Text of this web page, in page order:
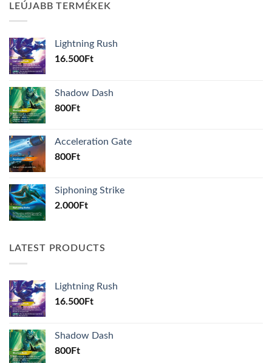
LEÚJABB TERMÉKEK
Lightning Rush
16.500Ft
Shadow Dash
800Ft
Acceleration Gate
800Ft
Siphoning Strike
2.000Ft
LATEST PRODUCTS
Lightning Rush
16.500Ft
Shadow Dash
800Ft